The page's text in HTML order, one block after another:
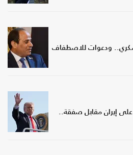
ودعوات للاصطفاف
على إيران مقابل صفقة..